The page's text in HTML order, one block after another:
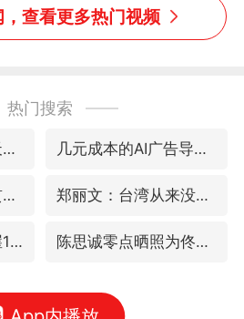
查看更多热门视频
热门搜索
茅台部分直营店飞天茅台提价 几元成本的AI广告导致千万市值蒸发
白海豚将正面袭击贯穿浙江 郑丽文：台湾从来没有“独立”过
情侣平潭拍日出坠崖1死1伤 陈思诚零点晒照为佟丽娅庆生